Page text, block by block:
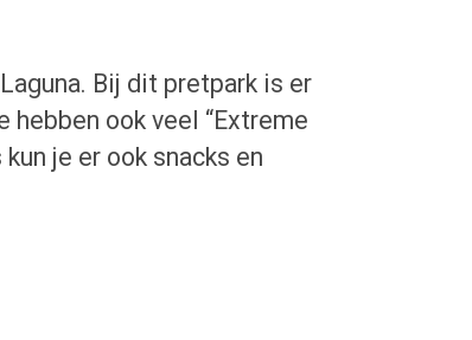
Bij dit pretpark is er
ook veel “Extreme
je er ook snacks en